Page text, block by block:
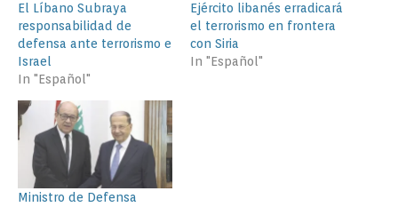
El Líbano Subraya
responsabilidad de
defensa ante terrorismo e
Israel
In "Español"
Ejército libanés erradicará
el terrorismo en frontera
con Siria
In "Español"
Ministro de Defensa